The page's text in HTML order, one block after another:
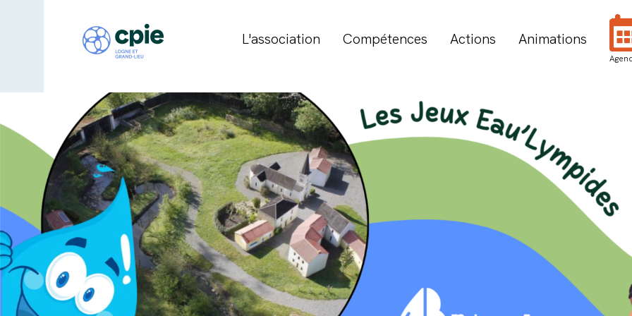
L'association Compétences Actions Animations